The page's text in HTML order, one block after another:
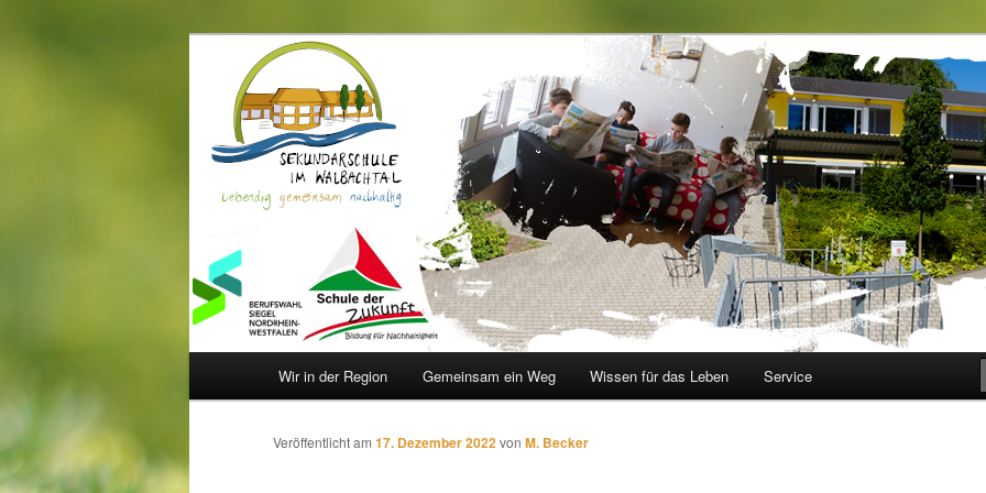
Sekundarschule im Walbachtal
Wir in der Region Gemeinsam ein Weg Wissen für das Leben Service
Veröffentlicht am 17. Dezember 2022von M. Becker